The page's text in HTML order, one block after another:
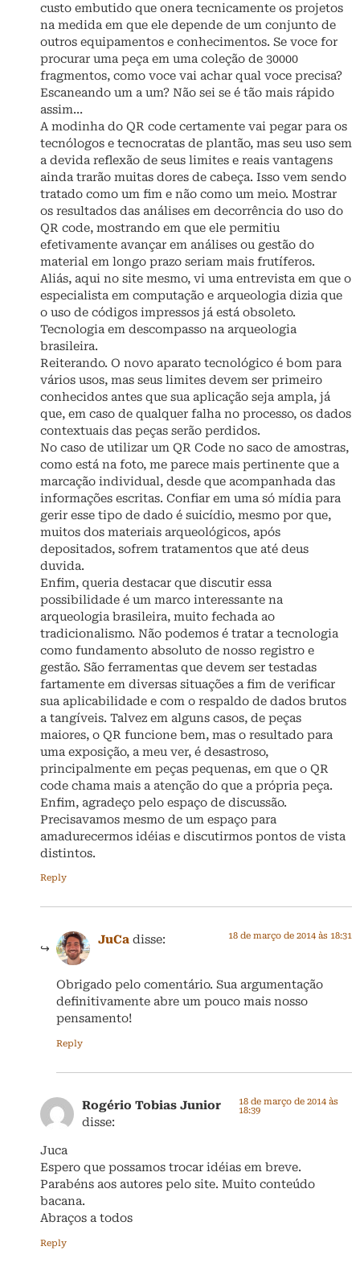
custo embutido que onera tecnicamente os projetos
na medida em que ele depende de um conjunto de
outros equipamentos e conhecimentos. Se voce for
procurar uma peça em uma coleção de 30000
fragmentos, como voce vai achar qual voce precisa?
Escaneando um a um? Não sei se é tão mais rápido
assim…
A modinha do QR code certamente vai pegar para os
tecnólogos e tecnocratas de plantão, mas seu uso sem
a devida reflexão de seus limites e reais vantagens
ainda trarão muitas dores de cabeça. Isso vem sendo
tratado como um fim e não como um meio. Mostrar
os resultados das análises em decorrência do uso do
QR code, mostrando em que ele permitiu
efetivamente avançar em análises ou gestão do
material em longo prazo seriam mais frutíferos.
Aliás, aqui no site mesmo, vi uma entrevista em que o
especialista em computação e arqueologia dizia que
o uso de códigos impressos já está obsoleto.
Tecnologia em descompasso na arqueologia
brasileira.
Reiterando. O novo aparato tecnológico é bom para
vários usos, mas seus limites devem ser primeiro
conhecidos antes que sua aplicação seja ampla, já
que, em caso de qualquer falha no processo, os dados
contextuais das peças serão perdidos.
No caso de utilizar um QR Code no saco de amostras,
como está na foto, me parece mais pertinente que a
marcação individual, desde que acompanhada das
informações escritas. Confiar em uma só mídia para
gerir esse tipo de dado é suicídio, mesmo por que,
muitos dos materiais arqueológicos, após
depositados, sofrem tratamentos que até deus
duvida.
Enfim, queria destacar que discutir essa
possibilidade é um marco interessante na
arqueologia brasileira, muito fechada ao
tradicionalismo. Não podemos é tratar a tecnologia
como fundamento absoluto de nosso registro e
gestão. São ferramentas que devem ser testadas
fartamente em diversas situações a fim de verificar
sua aplicabilidade e com o respaldo de dados brutos
a tangíveis. Talvez em alguns casos, de peças
maiores, o QR funcione bem, mas o resultado para
uma exposição, a meu ver, é desastroso,
principalmente em peças pequenas, em que o QR
code chama mais a atenção do que a própria peça.
Enfim, agradeço pelo espaço de discussão.
Precisavamos mesmo de um espaço para
amadurecermos idéias e discutirmos pontos de vista
distintos.
Reply
JuCa disse: 18 de março de 2014 às 18:31
Obrigado pelo comentário. Sua argumentação
definitivamente abre um pouco mais nosso
pensamento!
Reply
Rogério Tobias Junior
disse:
18 de março de 2014 às
18:39
Juca
Espero que possamos trocar idéias em breve.
Parabéns aos autores pelo site. Muito conteúdo
bacana.
Abraços a todos
Reply